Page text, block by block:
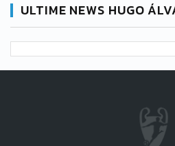
ULTIME NEWS HUGO